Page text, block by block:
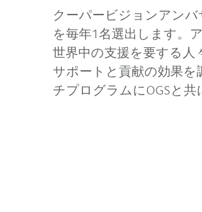
クーパービジョンアン
を毎年1名選出します。
世界中の支援を要する人
サポートと貢献の効果
チプログラムにOGSと共